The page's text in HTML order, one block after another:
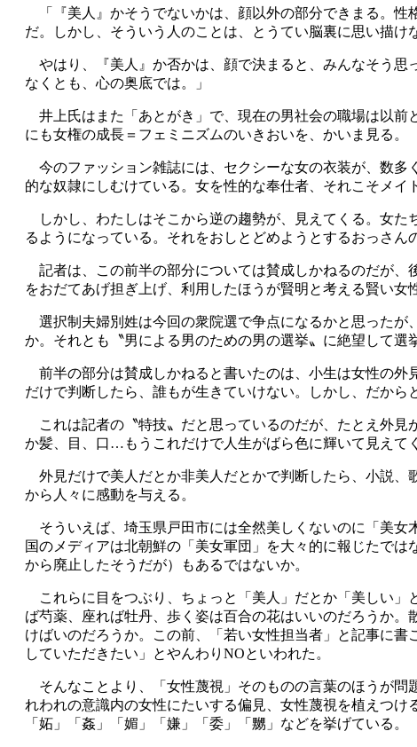
「『美人』かそうでないかは、顔以外の部分できまる。性
だ。しかし、そういう人のことは、とうてい脳裏に思い描け
やはり、『美人』か否かは、顔で決まると、みんなそう思
なくとも、心の奥底では。」
井上氏はまた「あとがき」で、現在の男社会の職場は以前
にも女権の成長＝フェミニズムのいきおいを、かいま見る。
今のファッション雑誌には、セクシーな女の衣装が、数多
的な奴隷にしむけている。女を性的な奉仕者、それこそメイ
しかし、わたしはそこから逆の趨勢が、見えてくる。女た
るようになっている。それをおしとどめようとするおっさ
記者は、この前半の部分については賛成しかねるのだが、
をおだてあげ担ぎ上げ、利用したほうが賢明と考える賢い女
選択制夫婦別姓は今回の衆院選で争点になるかと思ったが
か。それとも〝男による男のための男の選挙〟に絶望して選
前半の部分は賛成しかねると書いたのは、小生は女性の外
だけで判断したら、誰もが生きていけない。しかし、だから
これは記者の〝特技〟だと思っているのだが、たとえ外見
か髪、目、口…もうこれだけで人生がばら色に輝いて見えて
外見だけで美人だとか非美人だとかで判断したら、小説、
から人々に感動を与える。
そういえば、埼玉県戸田市には全然美しくないのに「美女
国のメディアは北朝鮮の「美女軍団」を大々的に報じたで
から廃止したそうだが）もあるではないか。
これらに目をつぶり、ちょっと「美人」だとか「美しい」
ば芍薬、座れば牡丹、歩く姿は百合の花はいいのだろうか
けばいのだろうか。この前、「若い女性担当者」と記事に
していただきたい」とやんわりNOといわれた。
そんなことより、「女性蔑視」そのものの言葉のほうが問
れわれの意識内の女性にたいする偏見、女性蔑視を植えつ
「妬」「姦」「媚」「嫌」「委」「嬲」などを挙げている。